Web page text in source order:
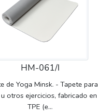
HM-061/I
de Yoga Minsk. - Tapete para
otros ejercicios, fabricado en
TPE (e...